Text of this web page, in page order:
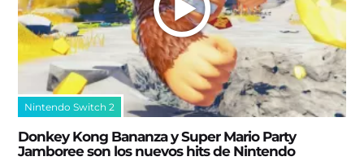
Nintendo Switch 2
Donkey Kong Bananza y Super Mario Party
Jamboree son los nuevos hits de Nintendo